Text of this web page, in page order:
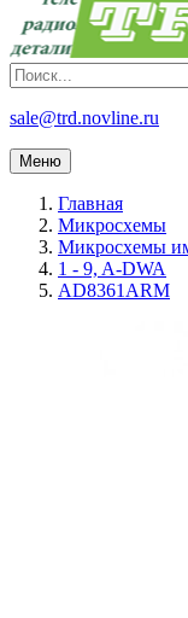
sale@trd.novline.ru
Меню
Главная
Микросхемы
Микросхемы
1 - 9, A-DWA
AD8361ARM